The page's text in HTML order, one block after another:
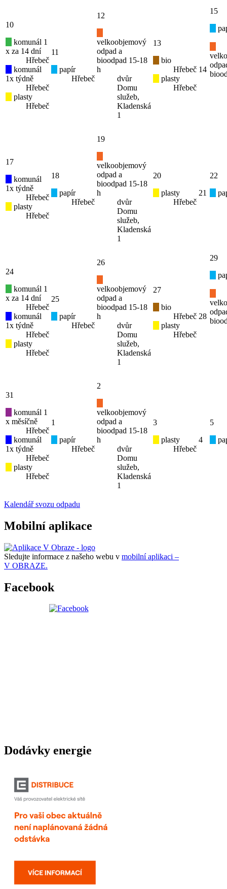
10
komunál 1
x za 14 dní
Hřebeč
komunál
1x týdně
Hřebeč
plasty
Hřebeč
11
papír
Hřebeč
12
velkoobjemový
odpad a
bioodpad 15-18
h
dvůr
Domu
služeb,
Kladenská
1
13
bio
Hřebeč
plasty
Hřebeč
14
15
17
komunál
1x týdně
Hřebeč
plasty
Hřebeč
18
papír
Hřebeč
19
velkoobjemový
odpad a
bioodpad 15-18
h
dvůr
Domu
služeb,
Kladenská
1
20
plasty
Hřebeč
21
22
24
komunál 1
x za 14 dní
Hřebeč
komunál
1x týdně
Hřebeč
plasty
Hřebeč
25
papír
Hřebeč
26
velkoobjemový
odpad a
bioodpad 15-18
h
dvůr
Domu
služeb,
Kladenská
1
27
bio
Hřebeč
plasty
Hřebeč
28
29
31
komunál 1
x měsíčně
Hřebeč
komunál
1x týdně
Hřebeč
plasty
Hřebeč
1
papír
Hřebeč
2
velkoobjemový
odpad a
bioodpad 15-18
h
dvůr
Domu
služeb,
Kladenská
1
3
plasty
Hřebeč
4
5
Kalendář svozu odpadu
Mobilní aplikace
Sledujte informace z našeho webu v mobilní aplikaci –
V OBRAZE.
Facebook
Dodávky energie